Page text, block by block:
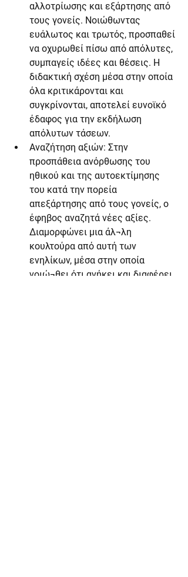
αλλοτρίωσης και εξάρτησης από
τους γονείς. Νοιώθωντας
ευάλωτος και τρωτός, προσπαθεί
να οχυρωθεί πίσω από απόλυτες,
συμπαγείς ιδέες και θέσεις. Η
διδακτική σχέση μέσα στην οποία
όλα κριτικάρονται και
συγκρίνονται, αποτελεί ευνοϊκό
έδαφος για την εκδήλωση
απόλυτων τάσεων.
Αναζήτηση αξιών: Στην
προσπάθεια ανόρθωσης του
ηθικού και της αυτοεκτίμησης
του κατά την πορεία
απεξάρτησης από τους γονείς, ο
έφηβος αναζητά νέες αξίες.
Διαμορφώνει μια άλ¬λη
κουλτούρα από αυτή των
ενηλίκων, μέσα στην οποία
νοιώ¬θει ότι ανήκει και διαφέρει.